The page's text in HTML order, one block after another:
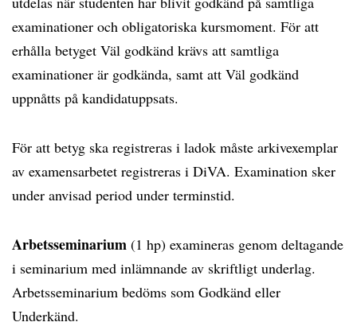
examinationer och obligatoriska kursmoment. För att
erhålla betyget Väl godkänd krävs att samtliga
examinationer är godkända, samt att Väl godkänd
uppnåtts på kandidatuppsats.
För att betyg ska registreras i ladok måste arkivexemplar
av examensarbetet registreras i DiVA. Examination sker
under anvisad period under terminstid.
Arbetsseminarium (1 hp) examineras genom deltagande
i seminarium med inlämnande av skriftligt underlag.
Arbetsseminarium bedöms som Godkänd eller
Underkänd.